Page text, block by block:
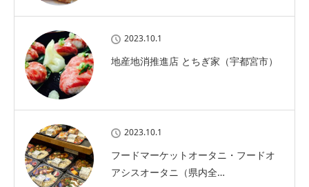
2023.10.1
地産地消推進店 とちぎ家（宇都宮市）
2023.10.1
フードマーケットオータニ・フードオ
アシスオータニ（県内全…